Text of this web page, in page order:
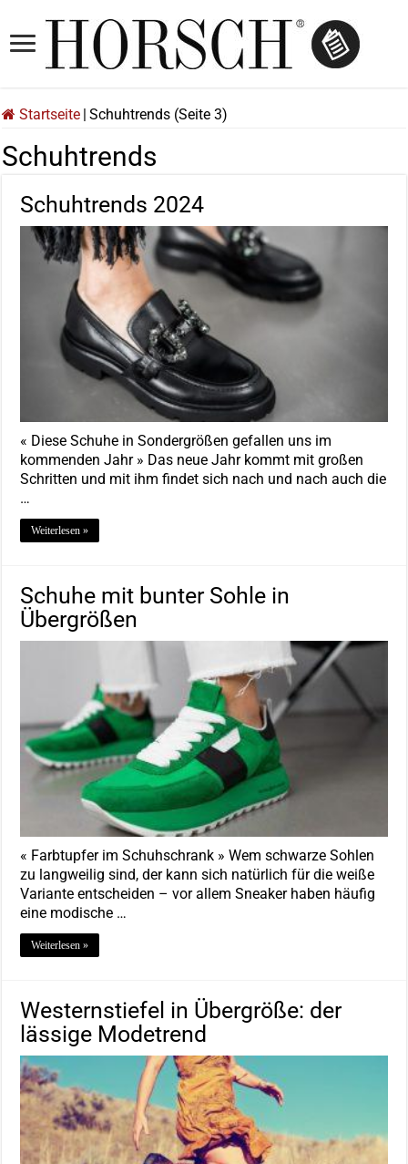
Startseite Schuhtrends (Seite 3)
Schuhtrends
Schuhtrends 2024
« Diese Schuhe in Sondergrößen gefallen uns im
kommenden Jahr » Das neue Jahr kommt mit großen
Schritten und mit ihm findet sich nach und nach auch die
…
Weiterlesen »
Schuhe mit bunter Sohle in
Übergrößen
« Farbtupfer im Schuhschrank » Wem schwarze Sohlen
zu langweilig sind, der kann sich natürlich für die weiße
Variante entscheiden – vor allem Sneaker haben häufig
eine modische …
Weiterlesen »
Westernstiefel in Übergröße: der
lässige Modetrend